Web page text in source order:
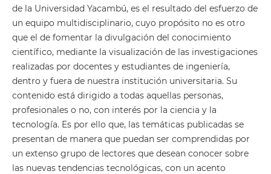
de la Universidad Yacambú, es el resultado del esfuerzo de
un equipo multidisciplinario, cuyo propósito no es otro
que el de fomentar la divulgación del conocimiento
científico, mediante la visualización de las investigaciones
realizadas por docentes y estudiantes de ingeniería,
dentro y fuera de nuestra institución universitaria. Su
contenido está dirigido a todas aquellas personas,
profesionales o no, con interés por la ciencia y la
tecnología. Es por ello que, las temáticas publicadas se
presentan de manera que puedan ser comprendidas por
un extenso grupo de lectores que desean conocer sobre
las nuevas tendencias tecnológicas, con un acento